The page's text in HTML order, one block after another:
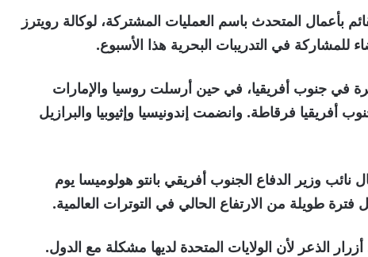
بأعمال المتحدث باسم العمليات المشتركة، لوكالة رويترز
للمشاركة في التدريبات البحرية هذا الأسبوع.
في جنوب أفريقيا، في حين أرسلت روسيا والإمارات
أفريقيا فرقاطة. وانضمت إندونيسيا وإثيوبيا والبرازيل
وزير الدفاع الجنوب أفريقي بانتو هولوميسا يوم
فترة طويلة من الارتفاع الحالي في التوترات العالمية.
الذعر لأن الولايات المتحدة لديها مشكلة مع الدول.